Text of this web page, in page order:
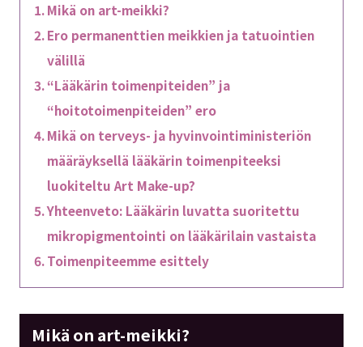
Mikä on art-meikki?
Ero permanenttien meikkien ja tatuointien
välillä
“Lääkärin toimenpiteiden” ja
“hoitotoimenpiteiden” ero
Mikä on terveys- ja hyvinvointiministeriön
määräyksellä lääkärin toimenpiteeksi
luokiteltu Art Make-up?
Yhteenveto: Lääkärin luvatta suoritettu
mikropigmentointi on lääkärilain vastaista
Toimenpiteemme esittely
Mikä on art-meikki?